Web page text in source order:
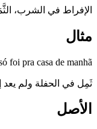
الإفراط في الشرب،
مثال
foi pra casa de manhã.
ثَمِل في الحفلة ولم يعد
الأصل